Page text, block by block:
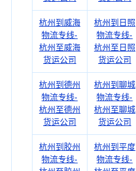
杭州到威海
物流专线-
杭州至威海
货运公司
杭州到日照
物流专线-
杭州至日照
货运公司
杭州到德州
物流专线-
杭州至德州
货运公司
杭州到聊城
物流专线-
杭州至聊城
货运公司
杭州到胶州
物流专线-
杭州到平度
物流专线-